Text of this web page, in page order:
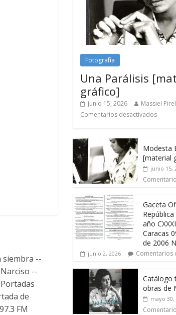
siembra --
--
de
FM
Fotografía
Una Parálisis
gráfico]
junio 15, 2026
Massiel
Comentarios desactivados
Modesta
[material
junio 15,
Gaceta
año
Caracas
de 2006
junio 2, 2026 Comentarios
Catálogo
obras de
mayo 30,